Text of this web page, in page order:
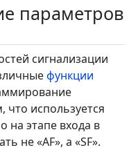
параметров
сигнализации
функции
что используется
на этапе входа в
не «AF», а «SF».